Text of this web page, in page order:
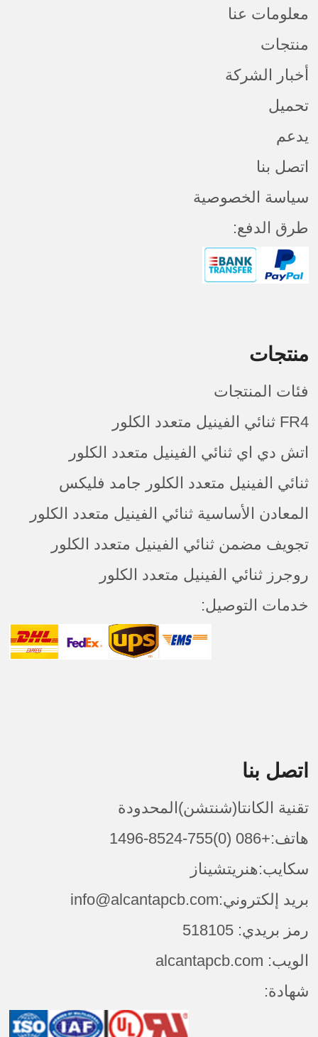
معلومات عنا
منتجات
أخبار الشركة
تحميل
يدعم
اتصل بنا
سياسة الخصوصية
طرق الدفع:
منتجات
فئات المنتجات
FR4 ثنائي الفينيل متعدد الكلور
اتش دي اي ثنائي الفينيل متعدد الكلور
ثنائي الفينيل متعدد الكلور جامد فليكس
المعادن الأساسية ثنائي الفينيل متعدد الكلور
تجويف مضمن ثنائي الفينيل متعدد الكلور
روجرز ثنائي الفينيل متعدد الكلور
خدمات التوصيل:
اتصل بنا
تقنية الكانتا(شنتشن)المحدودة
هاتف:+086 (0)755-8524-1496
سكايب:هنريتشيناز
بريد إلكتروني:info@alcantapcb.com
رمز بريدي: 518105
الويب: alcantapcb.com
شهادة: